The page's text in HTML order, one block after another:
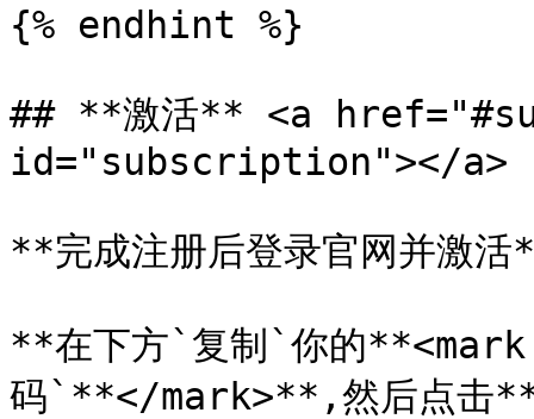
{% endhint %}
## **激活** <a
id="subscription"></a>
**完成注册后登录官网并激
**在下方`复制`你的
码`**</mark>**,然后点击